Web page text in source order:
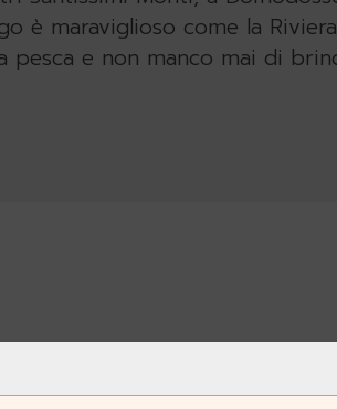
è maraviglioso come la
pesca e non manco mai di